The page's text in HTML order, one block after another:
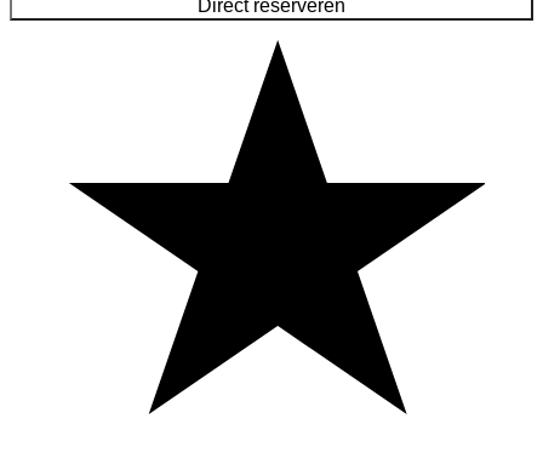
Direct reserveren